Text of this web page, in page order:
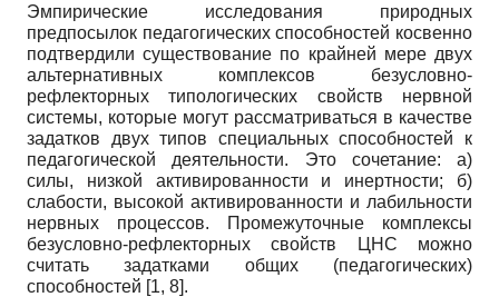
Эмпирические исследования природных
предпосылок педагогических способностей косвенно
подтвердили существование по крайней мере двух
альтернативных комплексов безусловно-
рефлекторных типологических свойств нервной
системы, которые могут рассматриваться в качестве
задатков двух типов специальных способностей к
педагогической деятельности. Это сочетание: а)
силы, низкой активированности и инертности; б)
слабости, высокой активированности и лабильности
нервных процессов. Промежуточные комплексы
безусловно-рефлекторных свойств ЦНС можно
считать задатками общих (педагогических)
способностей [1, 8].